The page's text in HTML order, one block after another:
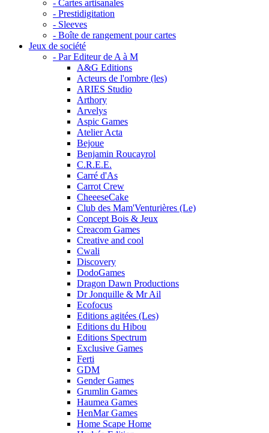
- Cartes artisanales
- Prestidigitation
- Sleeves
- Boîte de rangement pour cartes
Jeux de société
- Par Editeur de A à M
A&G Editions
Acteurs de l'ombre (les)
ARIES Studio
Arthory
Arvelys
Aspic Games
Atelier Acta
Bejoue
Benjamin Roucayrol
C.R.E.E.
Carré d'As
Carrot Crew
CheeeseCake
Club des Mam'Venturières (Le)
Concept Bois & Jeux
Creacom Games
Creative and cool
Cwali
Discovery
DodoGames
Dragon Dawn Productions
Dr Jonquille & Mr Ail
Ecofocus
Editions agitées (Les)
Editions du Hibou
Editions Spectrum
Exclusive Games
Ferti
GDM
Gender Games
Grumlin Games
Haumea Games
HenMar Games
Home Scape Home